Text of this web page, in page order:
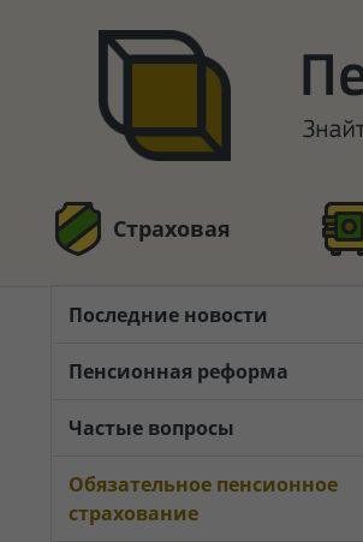
Страховая
Последние новости
Пенсионная реформа
Частые вопросы
Обязательное пенсионное
страхование